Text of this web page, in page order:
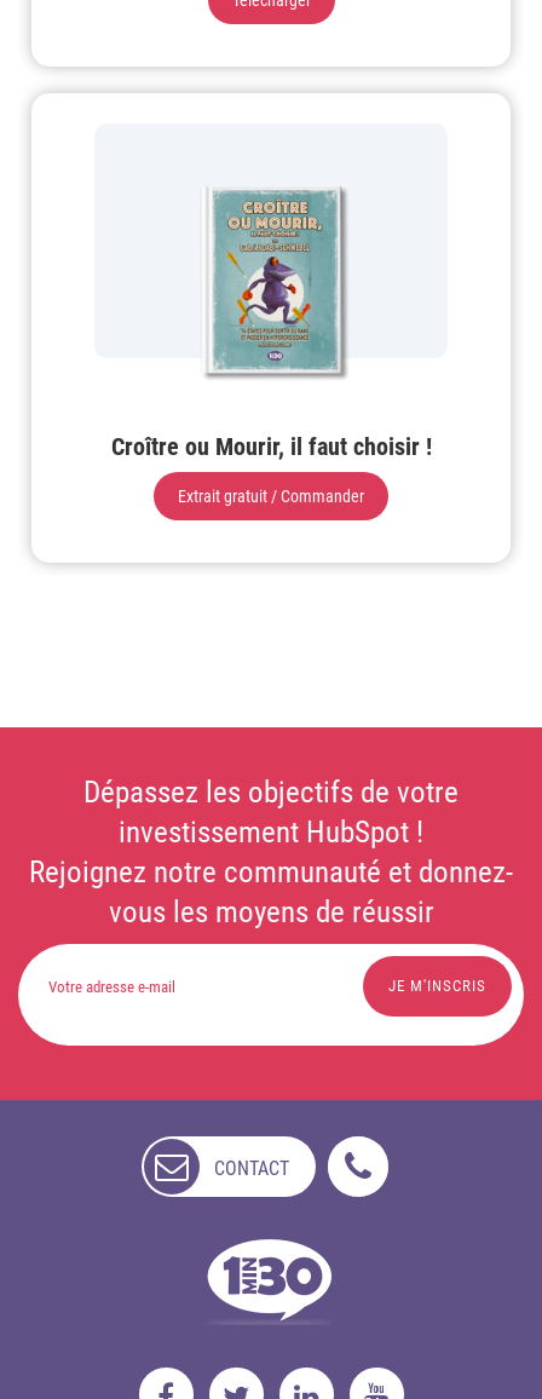
Croître ou Mourir, il faut choisir !
Extrait gratuit / Commander
Dépassez les objectifs de votre
investissement HubSpot !
Rejoignez notre communauté et donnez-
vous les moyens de réussir
CONTACT
DISPONIBLE